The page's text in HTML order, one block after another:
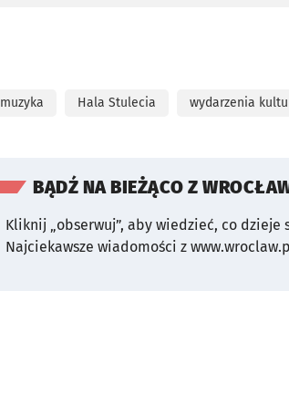
muzyka Hala Stulecia wydarzenia
BĄDŹ NA BIEŻĄCO Z
Kliknij „obserwuj”, aby wiedzieć, co dzieje
Najciekawsze wiadomości z